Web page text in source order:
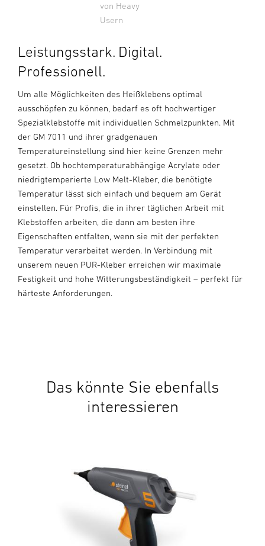
von Heavy
Usern
Leistungsstark. Digital.
Professionell.
Um alle Möglichkeiten des Heißklebens optimal
ausschöpfen zu können, bedarf es oft hochwertiger
Spezialklebstoffe mit individuellen Schmelzpunkten. Mit
der GM 7011 und ihrer gradgenauen
Temperatureinstellung sind hier keine Grenzen mehr
gesetzt. Ob hochtemperaturabhängige Acrylate oder
niedrigtemperierte Low Melt-Kleber, die benötigte
Temperatur lässt sich einfach und bequem am Gerät
einstellen. Für Profis, die in ihrer täglichen Arbeit mit
Klebstoffen arbeiten, die dann am besten ihre
Eigenschaften entfalten, wenn sie mit der perfekten
Temperatur verarbeitet werden. In Verbindung mit
unserem neuen PUR-Kleber erreichen wir maximale
Festigkeit und hohe Witterungsbeständigkeit – perfekt für
härteste Anforderungen.
Das könnte Sie ebenfalls
interessieren